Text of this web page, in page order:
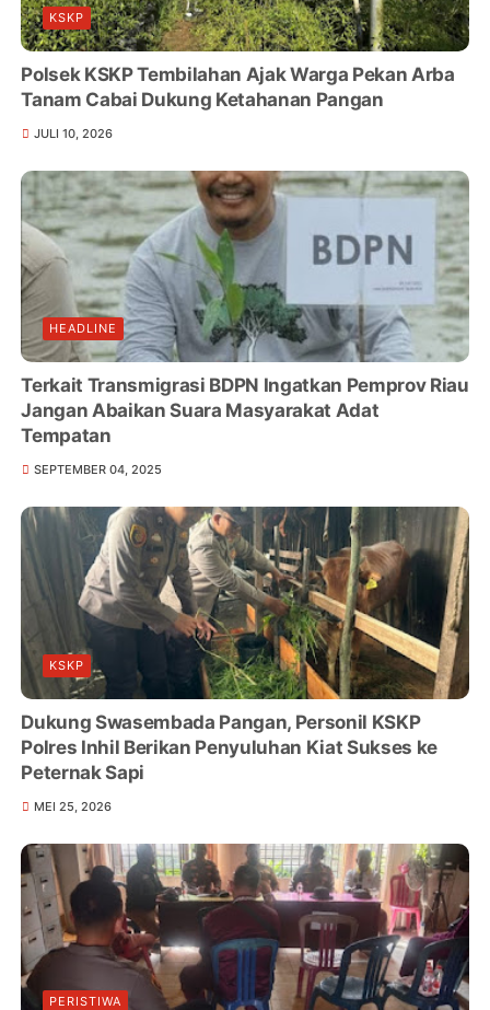
KSKP
Polsek KSKP Tembilahan Ajak Warga Pekan Arba
Tanam Cabai Dukung Ketahanan Pangan
JULI 10, 2026
HEADLINE
Terkait Transmigrasi BDPN Ingatkan Pemprov Riau
Jangan Abaikan Suara Masyarakat Adat
Tempatan
SEPTEMBER 04, 2025
KSKP
Dukung Swasembada Pangan, Personil KSKP
Polres Inhil Berikan Penyuluhan Kiat Sukses ke
Peternak Sapi
MEI 25, 2026
PERISTIWA